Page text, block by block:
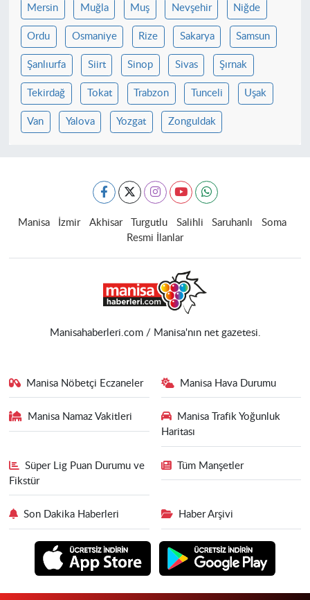
Mersin Muğla Muş Nevşehir Niğde
Ordu Osmaniye Rize Sakarya Samsun
Şanlıurfa Siirt Sinop Sivas Şırnak
Tekirdağ Tokat Trabzon Tunceli Uşak
Van Yalova Yozgat Zonguldak
Manisa İzmir Akhisar Turgutlu Salihli Saruhanlı
Soma
Resmi İlanlar
Manisahaberleri.com / Manisa'nın net gazetesi.
Manisa Nöbetçi Eczaneler Manisa Hava Durumu
Manisa Namaz Vakitleri
Manisa Trafik Yoğunluk
Haritası
Süper Lig Puan Durumu ve
Fikstür
Tüm Manşetler
Son Dakika Haberleri Haber Arşivi